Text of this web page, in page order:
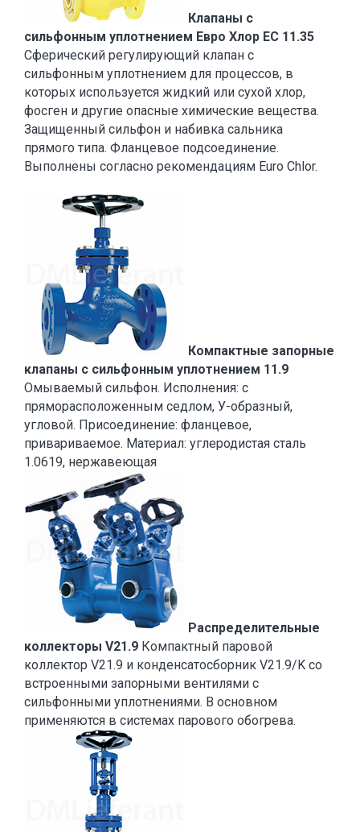
Клапаны с
сильфонным уплотнением Eвро Хлор EC 11.35
Сферический регулирующий клапан с
сильфонным уплотнением для процессов, в
которых используется жидкий или сухой хлор,
фосген и другие опасные химические вещества.
Защищенный сильфон и набивка сальника
прямого типа. Фланцевое подсоединение.
Выполнены согласно рекомендациям Euro Chlor.
Компактные запорные
клапаны с сильфонным уплотнением 11.9
Омываемый сильфон. Исполнения: с
пряморасположенным седлом, У-образный,
угловой. Присоединение: фланцевое,
привариваемое. Материал: углеродистая сталь
1.0619, нержавеющая
Распределительные
коллекторы V21.9 Компактный паровой
коллектор V21.9 и конденсатосборник V21.9/K со
встроенными запорными вентилями с
сильфонными уплотнениями. В основном
применяются в системах парового обогрева.